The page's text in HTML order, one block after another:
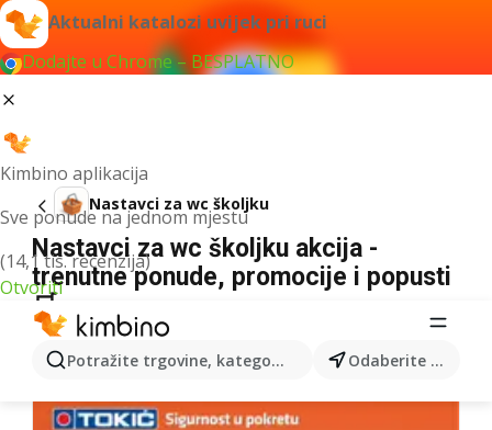
Aktualni katalozi uvijek pri ruci
Dodajte u Chrome – BESPLATNO
Kimbino aplikacija
Sve ponude na jednom mjestu
(14,1 tis. recenzija)
Otvoriti
Potražite trgovine, kategorije, proizvode... Odaberite grad
Nastavci za wc školjku
Nastavci za wc školjku akcija -
trenutne ponude, promocije i popusti
🛒
Nismo pronašli rezultate za taj izraz.
Više kataloga iz kategorije